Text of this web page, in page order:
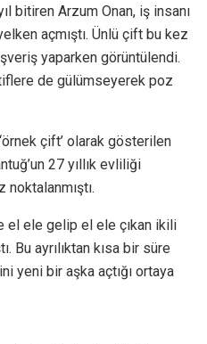
bitiren Arzum Onan, iş insanı
açmıştı. Ünlü çift bu kez
yaparken görüntülendi.
de gülümseyerek poz
çift’ olarak gösterilen
27 yıllık evliliği
el ele gelip el ele çıkan ikili
Bu ayrılıktan kısa bir süre
yeni bir aşka açtığı ortaya